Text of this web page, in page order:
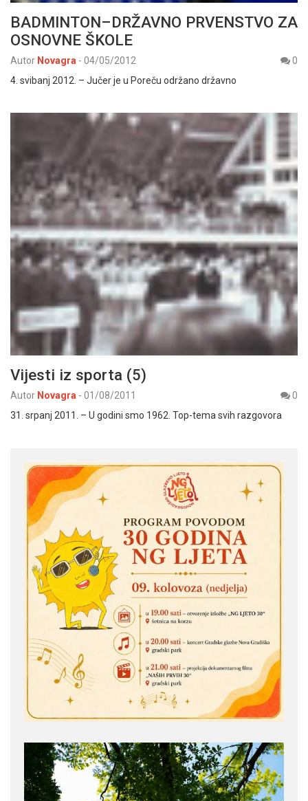
BADMINTON–DRŽAVNO PRVENSTVO ZA
OSNOVNE ŠKOLE
Autor Novagra - 04/05/2012
0
4. svibanj 2012. – Jučer je u Poreču održano državno
Vijesti iz sporta (5)
Autor Novagra - 01/08/2011
0
31. srpanj 2011. – U godini smo 1962. Top-tema svih razgovora